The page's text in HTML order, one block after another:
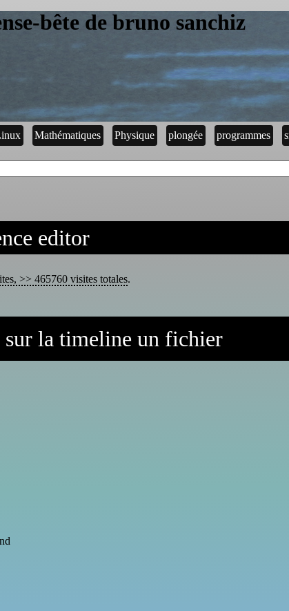
bête de bruno sanchiz
Mathématiques Physique plongée programmes
editor
>> 465760 visites totales.
sur la timeline un fichier